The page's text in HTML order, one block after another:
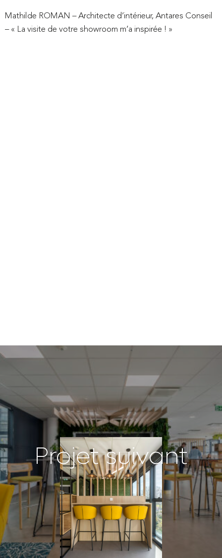
Mathilde ROMAN – Architecte d’intérieur, Antares Conseil
– « La visite de votre showroom m’a inspirée ! »
Lock-it
Projet suivant